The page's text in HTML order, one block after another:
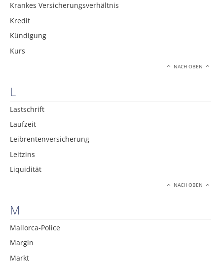
Krankes Versicherungsverhältnis
Kredit
Kündigung
Kurs
NACH OBEN
L
Lastschrift
Laufzeit
Leibrentenversicherung
Leitzins
Liquidität
NACH OBEN
M
Mallorca-Police
Margin
Markt